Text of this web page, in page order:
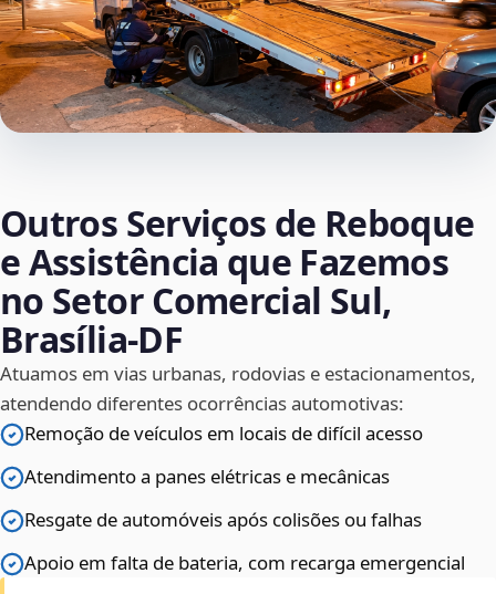
Outros Serviços de Reboque
e Assistência que Fazemos
no Setor Comercial Sul,
Brasília‑DF
Atuamos em vias urbanas, rodovias e estacionamentos,
atendendo diferentes ocorrências automotivas:
Remoção de veículos em locais de difícil acesso
Atendimento a panes elétricas e mecânicas
Resgate de automóveis após colisões ou falhas
Apoio em falta de bateria, com recarga emergencial